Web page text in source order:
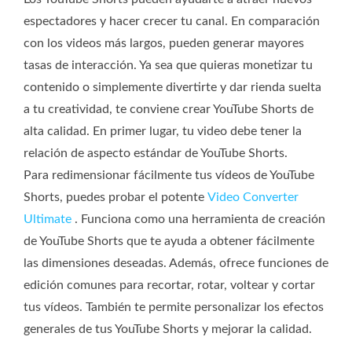
espectadores y hacer crecer tu canal. En comparación
con los videos más largos, pueden generar mayores
tasas de interacción. Ya sea que quieras monetizar tu
contenido o simplemente divertirte y dar rienda suelta
a tu creatividad, te conviene crear YouTube Shorts de
alta calidad. En primer lugar, tu video debe tener la
relación de aspecto estándar de YouTube Shorts.
Para redimensionar fácilmente tus vídeos de YouTube
Shorts, puedes probar el potente Video Converter
Ultimate . Funciona como una herramienta de creación
de YouTube Shorts que te ayuda a obtener fácilmente
las dimensiones deseadas. Además, ofrece funciones de
edición comunes para recortar, rotar, voltear y cortar
tus vídeos. También te permite personalizar los efectos
generales de tus YouTube Shorts y mejorar la calidad.